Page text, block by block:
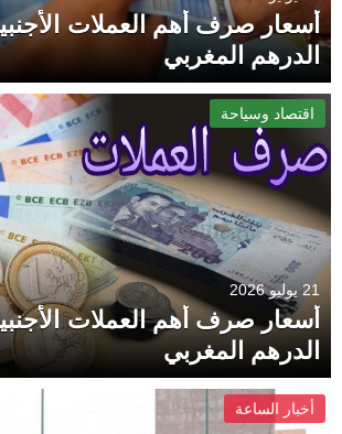
أسعار صرف أهم العملات
الدرهم المغربي
اقتصاد وسياحة
21 يوليو 2026
أسعار صرف أهم العملات
الدرهم المغربي
أخبار الساعة